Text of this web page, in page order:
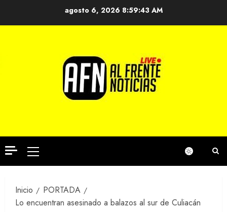
agosto 6, 2026 8:59:44 AM
Menú
principal
Inicio
PORTADA
Lo encuentran asesinado a balazos al sur de Culiacán